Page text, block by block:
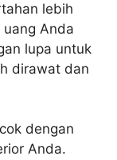
lebih
Anda
lupa untuk
dirawat dan
dengan
Anda.